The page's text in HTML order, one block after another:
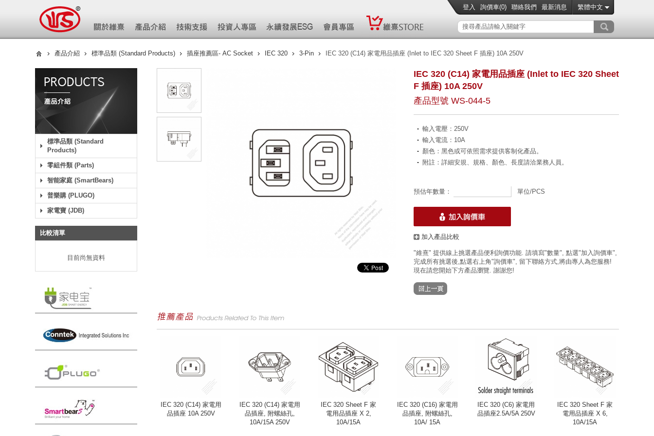
登入 詢價車(0) 聯絡我們 最新消息 繁體中文
產品介紹 標準品類 (Standard Products) 插座推薦區- AC Socket IEC 320 3-Pin IEC 320 (C14) 家電用品插座 (Inlet to IEC 320 Sheet F 插座) 10A 250V
標準品類 (Standard
Products)
零組件類 (Parts)
智能家庭 (SmartBears)
普樂購 (PLUGO)
家電寶 (JDB)
比較清單
目前尚無資料
IEC 320 (C14) 家電用品插座 (Inlet to IEC 320 Sheet
F 插座) 10A 250V
產品型號 WS-044-5
輸入電壓 ：250V
輸入電流 ：10A
顏色 ：黑色或可依照需求提供客制化產品。
附註 ：詳細安規、規格、顏色、長度請洽業務人員。
預估年數量： 單位/PCS
加入產品比較
"維熹" 提供線上挑選產品便利詢價功能. 請填寫"數量", 點選"加入詢價車",
完成所有挑選後,點選右上角"詢價車", 留下聯絡方式,將由專人為您服務!
現在請您開始下方產品瀏覽. 謝謝您!
IEC 320 (C14) 家電用
品插座 10A 250V
IEC 320 (C14) 家電用
品插座, 附螺絲孔,
10A/15A 250V
IEC 320 Sheet F 家
電用品插座 X 2,
10A/15A
IEC 320 (C16) 家電用
品插座, 附螺絲孔,
10A/ 15A
IEC 320 (C6) 家電用
品插座2.5A/5A 250V
IEC 320 Sheet F 家
電用品插座 X 6,
10A/15A